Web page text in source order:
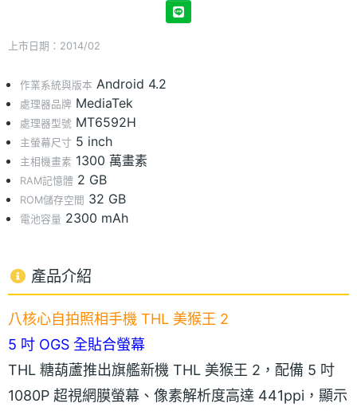
上市日期：2014/02
作業系統與版本 Android 4.2
處理器品牌 MediaTek
處理器型號 MT6592H
主螢幕尺寸 5 inch
主相機畫素 1300 萬畫素
RAM記憶體 2 GB
ROM儲存空間 32 GB
電池容量 2300 mAh
產品介紹
八核心自拍照相手機 THL 美猴王 2
5 吋 OGS 全貼合螢幕
THL 糖葫蘆推出旗艦新機 THL 美猴王 2，配備 5 吋
1080P 超視網膜螢幕、像素解析度高達 441ppi，顯示